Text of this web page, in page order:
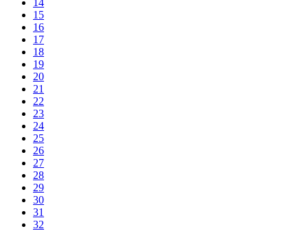
15
16
17
18
19
20
21
22
23
24
25
26
27
28
29
30
31
32